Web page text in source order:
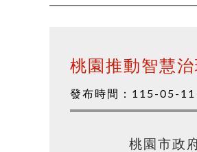
桃園推動智慧
發布時間： 115-05-11
桃園市政